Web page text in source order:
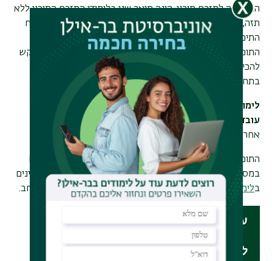
המחלקה למזרח תיכון, הינה תואר שני בלימודי המזרח התיכון ללא
תזה, המציעה מגוון קורסים העוסקים בנושאי הליבה של המזרח
התיכון: דת, חברה, פוליטיקה, רשתות חברתיות וכלכלה
התוכנית מעניקה חשיפה לכל תחומי הידע החשובים למי שמבקש
להכיר את האזור דרך חווית לימודים מגוונת וממיטב החוקרים
בתחום
לימודי תואר שני בשנה אחת, המותאמים במיוחד לאנשים
עובדים.
התוכנית כוללת לימודים בימי חמישי בקמפוס בשעות
אחר הצהריים ובימי שישי בזום.
התוכנית מיועדת לבעלי תואר ראשון מתחומים שונים, העובדים
במסגרת התעשיות הביטחוניות (כולל אנשי סדיר וקבע המעוניינים
בלימודים תוך כדי שירות) ומשרדי הממשלה השונים ולקהל הרחב.
עלון מידע תוכנית עמנואל
ליצירת קשר והרשמה